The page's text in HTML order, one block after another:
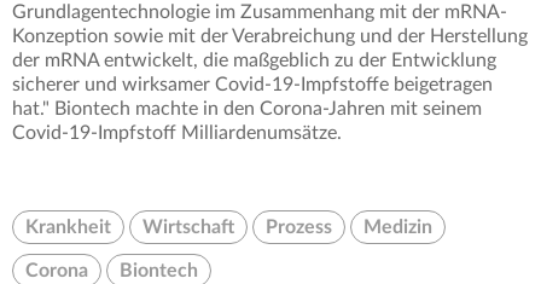
Grundlagentechnologie im Zusammenhang mit der mRNA-
Konzeption sowie mit der Verabreichung und der Herstellung
der mRNA entwickelt, die maßgeblich zu der Entwicklung
sicherer und wirksamer Covid-19-Impfstoffe beigetragen
hat." Biontech machte in den Corona-Jahren mit seinem
Covid-19-Impfstoff Milliardenumsätze.
Krankheit Wirtschaft Prozess Medizin
Corona Biontech